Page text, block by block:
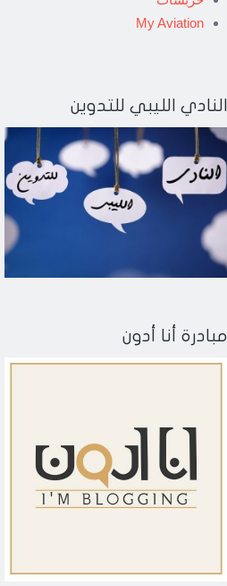
My Aviation
النادي الليبي للتدوين
مبادرة أنا أدون